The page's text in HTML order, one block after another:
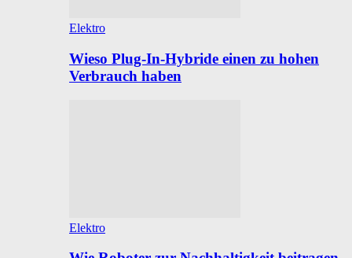
Elektro
Wieso Plug-In-Hybride einen zu hohen
Verbrauch haben
Elektro